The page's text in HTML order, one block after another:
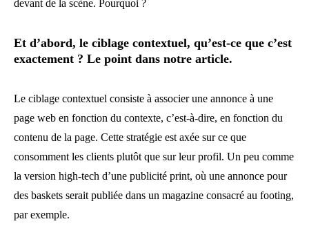
devant de la scène. Pourquoi ?
Et d’abord, le ciblage contextuel, qu’est-ce que c’est
exactement ? Le point dans notre article.
Le ciblage contextuel consiste à associer une annonce à une
page web en fonction du contexte, c’est-à-dire, en fonction du
contenu de la page. Cette stratégie est axée sur ce que
consomment les clients plutôt que sur leur profil. Un peu comme
la version high-tech d’une publicité print, où une annonce pour
des baskets serait publiée dans un magazine consacré au footing,
par exemple.